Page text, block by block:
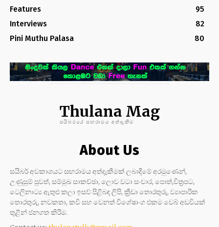
Features
95
Interviews
82
Pini Muthu Palasa
80
Thulana Mag
සයිබරයේ සඟරාමය අත්දැකීම
About Us
සයිබර් අවකාශයට සඟරාමය අත්දැකීමක් ලබාදීමේ අරමුණෙන්,
උණුසුම් පුවත්, සම්මුඛ සාකච්ඡා, ලොව වටා සංචාර, පොත්,චිත්‍රපට,
ටෙලිනාට්‍ය ඇතුළු කලා ඉසව් පිළිබඳ ලිපි, ක්‍රීඩා තොරතුරු, ව්‍යාපාරික
තොරතුරු, නවකතා, කවි සහ වෙනත් විශේෂාංග එකම වෙබ් අඩවියක්
තුළින් ජනගත කිරීම.